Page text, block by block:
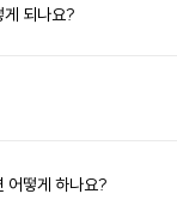
게 되나요?
어떻게 하나요?